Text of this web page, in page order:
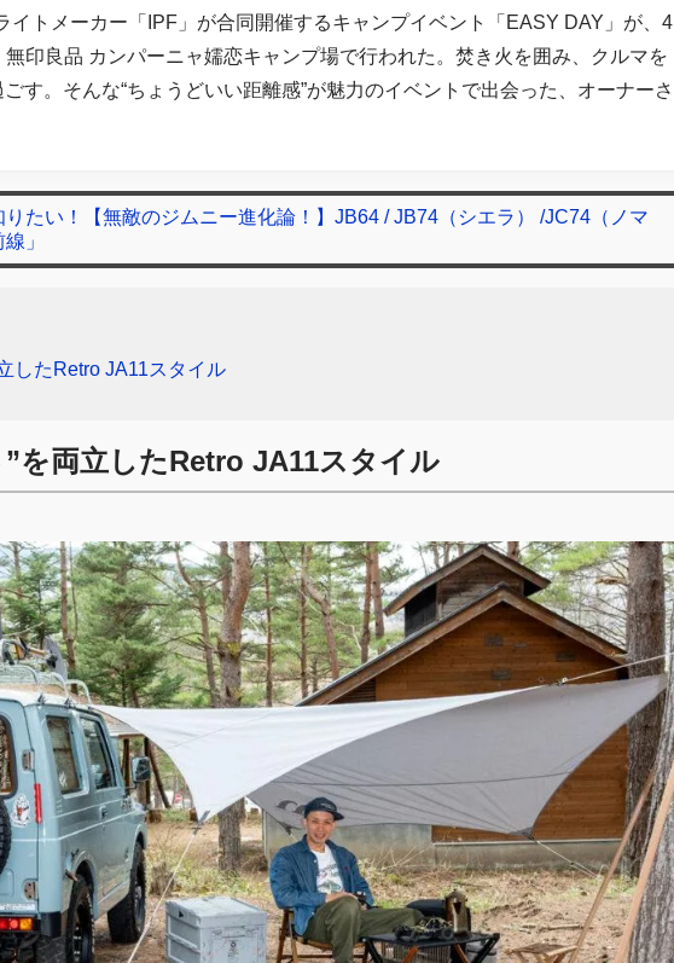
イトメーカー「IPF」が合同開催するキャンプイベント「EASY DAY」が、4
印良品 カンパーニャ嬬恋キャンプ場で行われた。焚き火を囲み、クルマを
す。そんな“ちょうどいい距離感”が魅力のイベントで出会った、オーナーさ
りたい！【無敵のジムニー進化論！】JB64 / JB74（シエラ） /JC74（ノマ
」
したRetro JA11スタイル
を両立したRetro JA11スタイル